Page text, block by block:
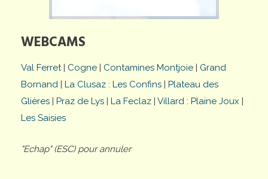
WEBCAMS
Val Ferret| Cogne | Contamines Montjoie | Grand
Bornand | La Clusaz : Les Confins | Plateau des
Glières | Praz de Lys | La Feclaz | Villard : Plaine Joux |
Les Saisies
"Echap" (ESC) pour annuler